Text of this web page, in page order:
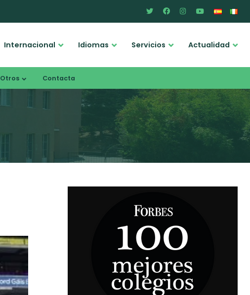
Internacional Idiomas Servicios Actualidad
Otros Contacta